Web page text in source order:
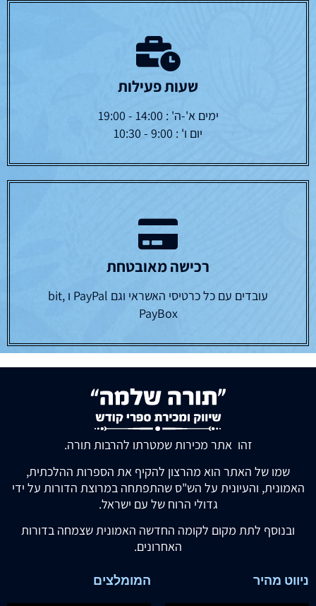
שעות פעילות
ימים א'-ה' : 14:00 - 19:00
יום ו' : 9:00 - 10:30
רכישה מאובטחת
עובדים עם כל כרטיסי האשראי וגם PayPal ו bit,
PayBox
זהו אתר מכירות שמטרתו להרבות תורה.
שמו של האתר הוא מהרצון להקיף את הספרות ההלכתית,
האמונית, והעיונית על הש"ס שהתפתחה במרוצת הדורות על ידי
גדולי הרוח של עם ישראל.
ובנוסף לתת מקום לקומה החדשה האמונית שצמחה בדורות
האחרונים.
ניווט מהיר המומלצים